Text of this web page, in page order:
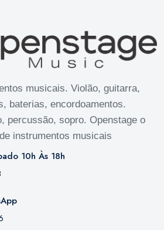
musicais. Violão, guitarra,
baterias, encordoamentos.
percussão, sopro. Openstage o
instrumentos musicais
10h Às 18h